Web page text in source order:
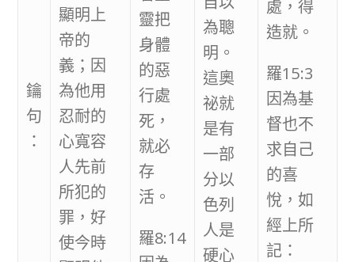
鑰
句
：
顯明上
帝的
義；因
為他用
忍耐的
心寬容
人先前
所犯的
罪，好
使今時
靈把
身體
的惡
行處
死，
就必
存
活。
羅8:14
為聰
明。
這奧
祕就
是有
一部
分以
色列
人是
硬心
處，得
造就。
羅15:3
因為基
督也不
求自己
的喜
悅，如
經上所
記：